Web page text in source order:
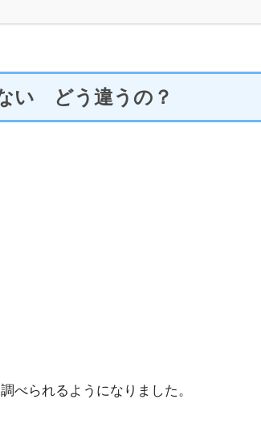
い どう違うの？
べられるようになりました。